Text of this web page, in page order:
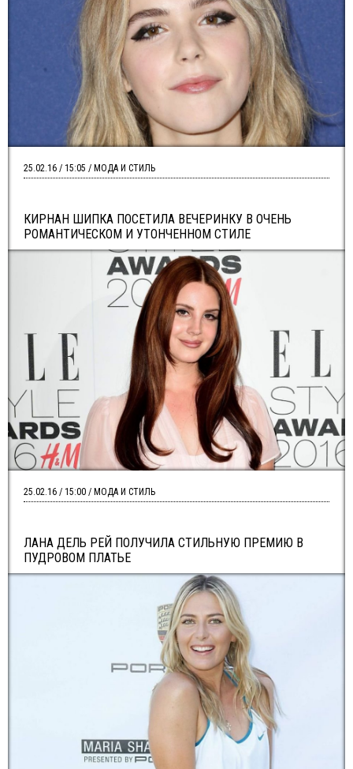
КИРНАН ШИПКА ПОСЕТИЛА ВЕЧЕРИНКУ В ОЧЕНЬ
РОМАНТИЧЕСКОМ И УТОНЧЕННОМ СТИЛЕ
25.02.16 / 15:05 / МОДА И СТИЛЬ
ЛАНА ДЕЛЬ РЕЙ ПОЛУЧИЛА СТИЛЬНУЮ ПРЕМИЮ В
ПУДРОВОМ ПЛАТЬЕ
25.02.16 / 15:00 / МОДА И СТИЛЬ